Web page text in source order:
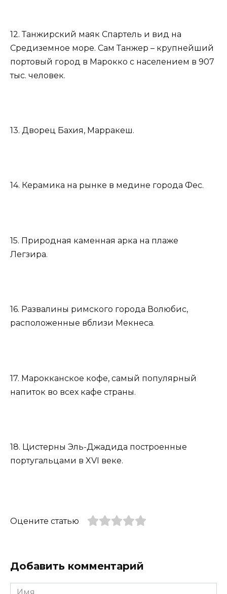
12. Танжирский маяк Спартель и вид на
Средиземное море. Сам Танжер – крупнейший
портовый город в Марокко с населением в 907
тыс. человек.
13. Дворец Бахия, Марракеш.
14. Керамика на рынке в медине города Фес.
15. Природная каменная арка на плаже
Легзира.
16. Развалины римского города Волюбис,
расположенные вблизи Мекнеса.
17. Марокканское кофе, самый популярный
напиток во всех кафе страны.
18. Цистерны Эль-Джадида построенные
португальцами в XVI веке.
Оцените статью
Добавить комментарий
Имя